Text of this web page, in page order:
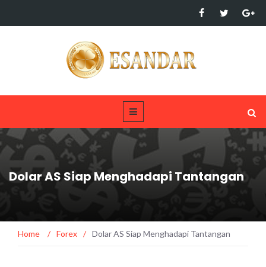
Dolar AS Siap Menghadapi Tantangan
Home / Forex / Dolar AS Siap Menghadapi Tantangan